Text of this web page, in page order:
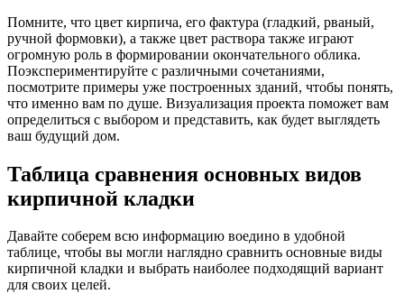
Помните, что цвет кирпича, его фактура (гладкий, рваный,
ручной формовки), а также цвет раствора также играют
огромную роль в формировании окончательного облика.
Поэкспериментируйте с различными сочетаниями,
посмотрите примеры уже построенных зданий, чтобы понять,
что именно вам по душе. Визуализация проекта поможет вам
определиться с выбором и представить, как будет выглядеть
ваш будущий дом.
Таблица сравнения основных видов
кирпичной кладки
Давайте соберем всю информацию воедино в удобной
таблице, чтобы вы могли наглядно сравнить основные виды
кирпичной кладки и выбрать наиболее подходящий вариант
для своих целей.